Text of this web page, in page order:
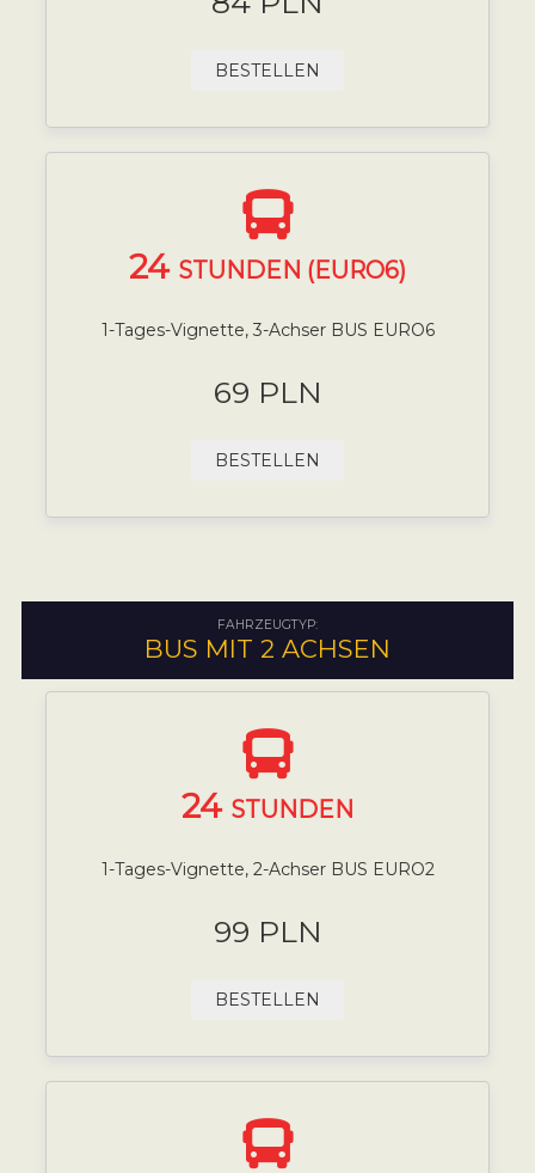
BESTELLEN
24 STUNDEN (EURO6)
1-Tages-Vignette, 3-Achser BUS EURO6
69 PLN
BESTELLEN
FAHRZEUGTYP:
BUS MIT 2 ACHSEN
24 STUNDEN
1-Tages-Vignette, 2-Achser BUS EURO2
99 PLN
BESTELLEN